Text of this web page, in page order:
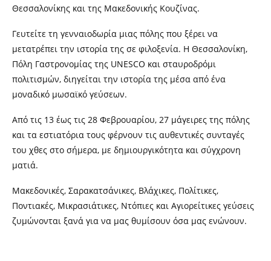
Θεσσαλονίκης και της Μακεδονικής Κουζίνας.
Γευτείτε τη γενναιοδωρία μιας πόλης που ξέρει να
μετατρέπει την ιστορία της σε φιλοξενία. Η Θεσσαλονίκη,
Πόλη Γαστρονομίας της UNESCO και σταυροδρόμι
πολιτισμών, διηγείται την ιστορία της μέσα από ένα
μοναδικό μωσαϊκό γεύσεων.
Από τις 13 έως τις 28 Φεβρουαρίου, 27 μάγειρες της πόλης
και τα εστιατόρια τους φέρνουν τις αυθεντικές συνταγές
του χθες στο σήμερα, με δημιουργικότητα και σύγχρονη
ματιά.
Μακεδονικές, Σαρακατσάνικες, Βλάχικες, Πολίτικες,
Ποντιακές, Μικρασιάτικες, Ντόπιες και Αγιορείτικες γεύσεις
ζυμώνονται ξανά για να μας θυμίσουν όσα μας ενώνουν.